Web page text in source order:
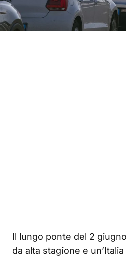
Il lungo ponte del 2
da alta stagione e